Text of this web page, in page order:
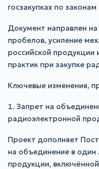
госзакупках по
Документ направлен
пробелов, усиление
российской продукции
практик при закупке
Ключевые изменения,
1. Запрет на
радиоэлектронной
Проект дополняет
на объединение в
продукции,